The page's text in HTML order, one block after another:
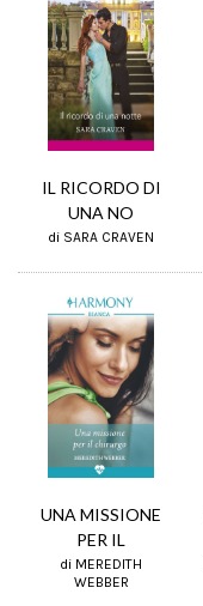
IL RICORDO DI
UNA NO
di SARA CRAVEN
UNA MISSIONE
PER IL
di MEREDITH
WEBBER